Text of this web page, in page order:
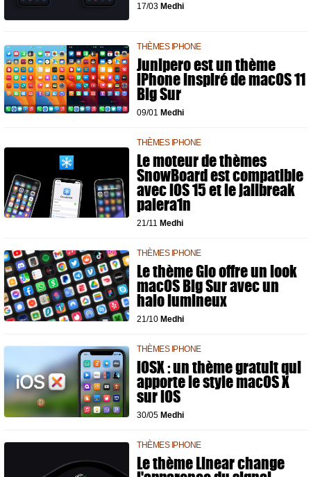
17/03 Medhi
THÈMES IPHONE
Junipero est un thème
iPhone inspiré de macOS 11
Big Sur
09/01 Medhi
THÈMES IPHONE
Le moteur de thèmes
SnowBoard est compatible
avec iOS 15 et le jailbreak
palera1n
21/11 Medhi
THÈMES IPHONE
Le thème Glo offre un look
macOS Big Sur avec un
halo lumineux
21/10 Medhi
THÈMES IPHONE
iOSX : un thème gratuit qui
apporte le style macOS X
sur iOS
30/05 Medhi
THÈMES IPHONE
Le thème Linear change